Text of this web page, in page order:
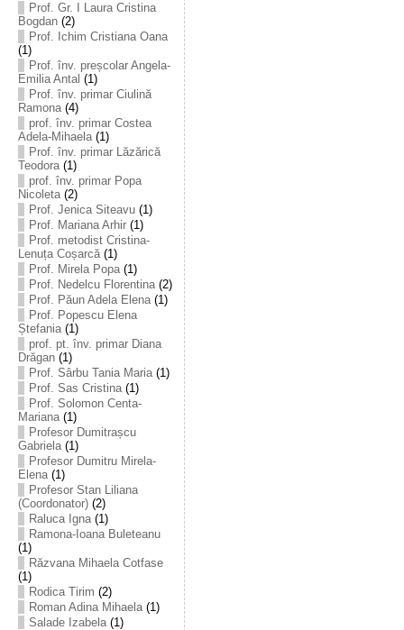
Prof. Gr. I Laura Cristina
Bogdan(2)
Prof. Ichim Cristiana Oana
(1)
Prof. înv. preșcolar Angela-
Emilia Antal (1)
Prof. înv. primar Ciulină
Ramona(4)
prof. înv. primar Costea
Adela-Mihaela(1)
Prof. înv. primar Lăzărică
Teodora(1)
prof. înv. primar Popa
Nicoleta(2)
Prof. Jenica Siteavu(1)
Prof. Mariana Arhir(1)
Prof. metodist Cristina-
Lenuța Coșarcă(1)
Prof. Mirela Popa(1)
Prof. Nedelcu Florentina(2)
Prof. Păun Adela Elena(1)
Prof. Popescu Elena
Ștefania(1)
prof. pt. înv. primar Diana
Drăgan(1)
Prof. Sârbu Tania Maria(1)
Prof. Sas Cristina(1)
Prof. Solomon Centa-
Mariana(1)
Profesor Dumitrașcu
Gabriela(1)
Profesor Dumitru Mirela-
Elena(1)
Profesor Stan Liliana
(Coordonator)(2)
Raluca Igna(1)
Ramona-Ioana Buleteanu
(1)
Răzvana Mihaela Cotfase
(1)
Rodica Tirim (2)
Roman Adina Mihaela(1)
Salade Izabela(1)